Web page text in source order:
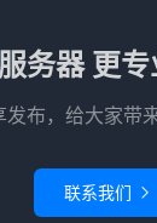
务器 更专
布，给大家带
联系我们 